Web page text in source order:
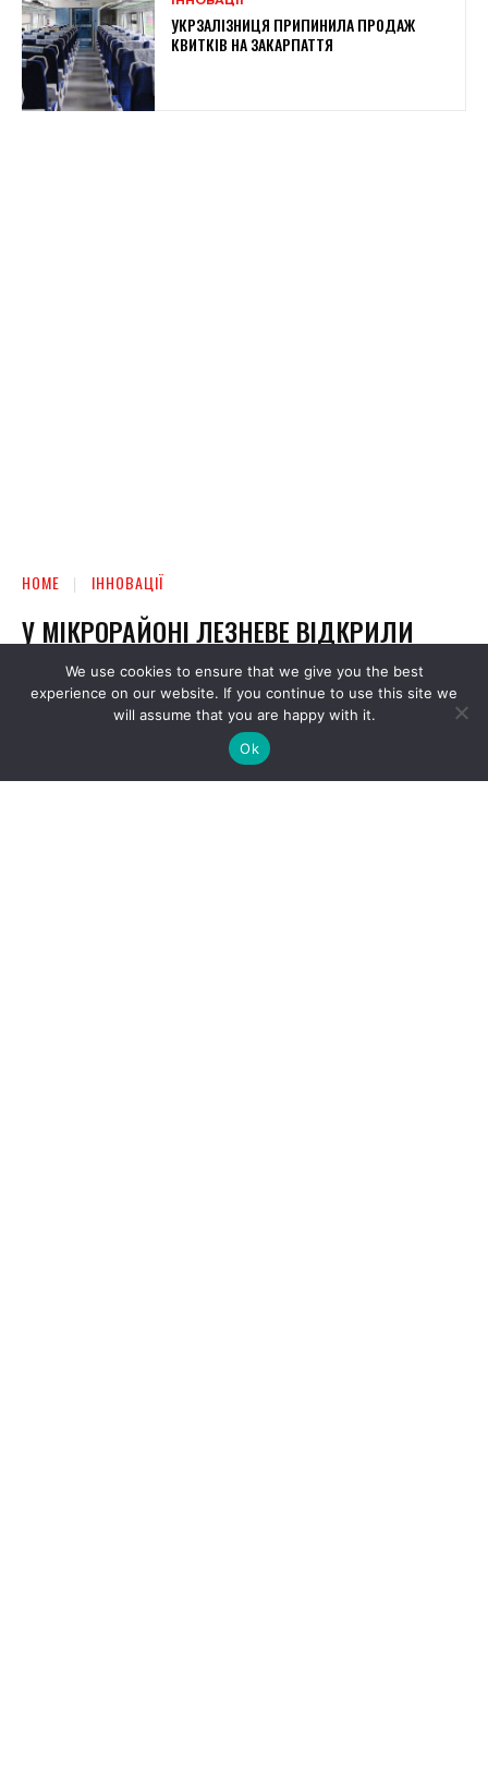
УКРЗАЛІЗНИЦЯ ПРИПИНИЛА ПРОДАЖ
КВИТКІВ НА ЗАКАРПАТТЯ
We use cookies to ensure that we give you the best
experience on our website. If you continue to use this site we
will assume that you are happy with it.
Ok